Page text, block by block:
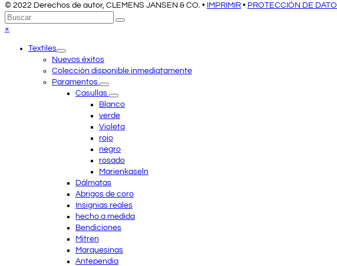
© 2022 Derechos de autor, CLEMENS JANSEN & CO. • IMPRIMIR • PROTECCIÓN DE
Volver
arriba
Buscar
Enviar
×
menuTextiles
Nuevos éxitos
Colección disponible inmediatamente
Paramentos
Casullas
Blanco
verde
Violeta
rojo
negro
rosado
Marienkaseln
Dálmatas
Abrigos de coro
Insignias reales
hecho a medida
Bendiciones
Mitren
Marquesinas
Antependia